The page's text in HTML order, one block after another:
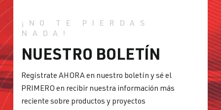
¡NO TE PIERDAS
NADA!
NUESTRO BOLETÍN
Regístrate AHORA en nuestro boletín y sé el
PRIMERO en recibir nuestra información más
reciente sobre productos y proyectos